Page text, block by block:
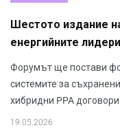
Шестото издание
енергийните
Форумът ще постави
системите за
хибридни PPA
19.05.2026